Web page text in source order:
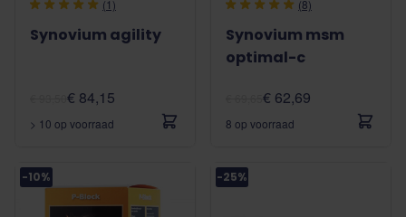
(1)
Synovium agility
€ 84,15
> 10 op voorraad
(8)
Synovium msm
optimal-c
€ 62,69
8 op voorraad
-10% -25%